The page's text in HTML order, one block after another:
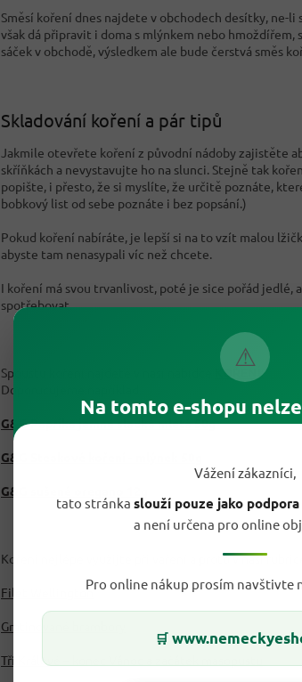
⚠
Na tomto e-shopu
Vážení zákazníci,
tato stránka slouží pouze jako
a není určena pro online
Pro online nákup prosím navštivte
🛒
Směsí koření dnes najdete v obchodech desítky, ne-
však dá připravit i doma s mlýnkem nebo
sáček v obchodě, výsledkem ale bude čerstvá směs
Skladování koření a pár tipů
Jakmile otevřete koření z původní nádoby zajistěte
skříňkách a nevystavujte ho na slunci. Stejně tak
popište, i přesto, že si myslíte, že určitě poznáte,
bobkový list od sebe poznáte i bez popsání.)
Pokud koření nabíráte, je lepší si na to vzít malou
abyste tam nenasypali víc než chcete.
I koření má svou trvanlivost, poté je sice pořád
spotřebovat.
Spoustu koření najdete v naší nabídce KOŘENÍ :
Doporučujeme například
G&G Paprika jemně sladká mletá 50g
G&G Steakové koření - mlýnek 50g
G&G sušené oregano 12g
Koření nejlépe využijte při vaření a proto v naši rubrice
Filet Wellington
Gratinované brambory
Tři Králové – konec Vánoc a začátek masopustu